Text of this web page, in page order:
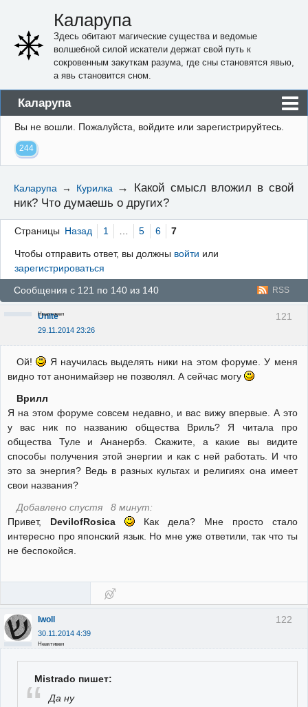
Каларупа
Здесь обитают магические существа и ведомые
волшебной силой искатели держат свой путь к
сокровенным закуткам разума, где сны становятся явью,
а явь становится сном.
Каларупа
Блог
Форум
Правила
Регистрация
Вход
Вы не вошли. Пожалуйста, войдите или зарегистрируйтесь.
244
Каларупа → Курилка → Какой смысл вложил в свой
ник? Что думаешь о других?
Страницы Назад 1 … 5 6 7
Чтобы отправить ответ, вы должны войти или
зарегистрироваться
RSS
Сообщения с 121 по 140 из 140
121
Unite
29.11.2014 23:26
Неактивен
Ой!
Я научилась выделять ники на этом форуме. У меня
видно тот анонимайзер не позволял. А сейчас могу
Врилл
Я на этом форуме совсем недавно, и вас вижу впервые. А это
у вас ник по названию общества Вриль? Я читала про
общества Туле и Ананербэ. Скажите, а какие вы видите
способы получения этой энергии и как с ней работать. И что
это за энергия? Ведь в разных культах и религиях она имеет
свои названия?
Добавлено спустя 8 минут:
Привет, DevilofRosica
Как дела? Мне просто стало
интересно про японский язык. Но мне уже ответили, так что ты
не беспокойся.
122
Iwoll
30.11.2014 4:39
Неактивен
Mistrado пишет:
Да ну